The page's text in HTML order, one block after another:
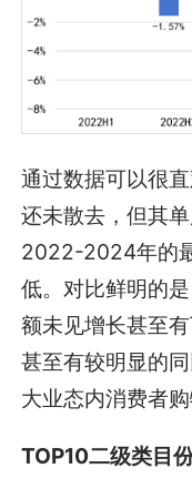
通过数据可以很
还未散去，但其
2022-2024年的
低。对比鲜明的
额未见增长甚至
甚至有较明显的
大业态内消费者
TOP10二级类目